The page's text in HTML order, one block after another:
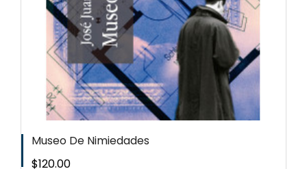
Museo De Nimiedades
Precio
$120.00